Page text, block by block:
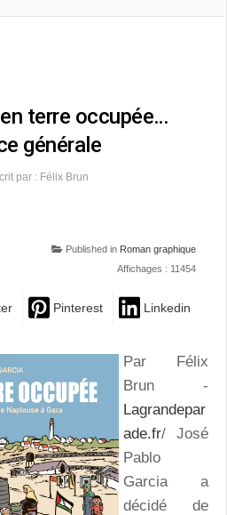
terre occupée…
générale
par : Félix Brun
Published in Roman graphique
Affichages : 11454
Pinterest Linkedin
Par Félix
Brun -
Lagrandepar
ade.fr/ José
Pablo
Garcia a
décidé de